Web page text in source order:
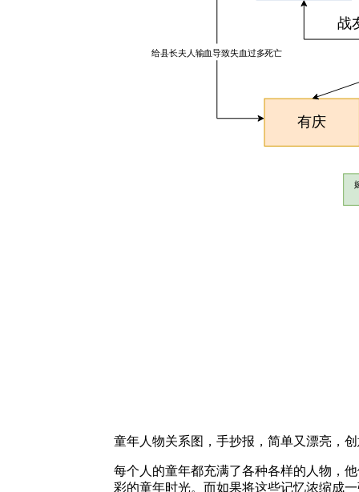
童年人物关系图，手抄报，简单又漂亮，
每个人的童年都充满了各种各样的人物，
彩的童年时光。而如果将这些记忆浓缩成